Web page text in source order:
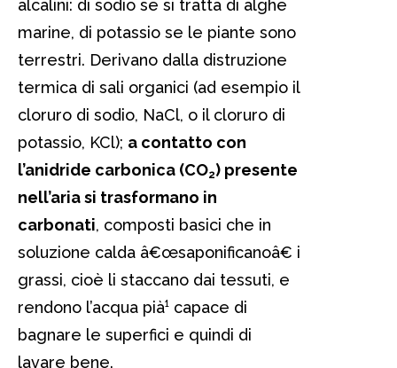
alcalini: di sodio se si tratta di alghe
marine, di potassio se le piante sono
terrestri. Derivano dalla distruzione
termica di sali organici (ad esempio il
cloruro di sodio, NaCl, o il cloruro di
potassio, KCl); a contatto con
l’anidride carbonica (CO2) presente
nell’aria si trasformano in
carbonati, composti basici che in
soluzione calda â€œsaponificanoâ€ i
grassi, cioè li staccano dai tessuti, e
rendono l’acqua pià¹ capace di
bagnare le superfici e quindi di
lavare bene.